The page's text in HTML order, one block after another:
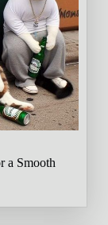
a Smooth